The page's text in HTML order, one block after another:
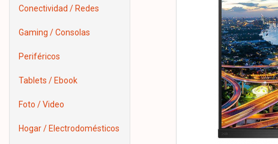
Conectividad / Redes
Gaming / Consolas
Periféricos
Tablets / Ebook
Foto / Video
Hogar / Electrodomésticos